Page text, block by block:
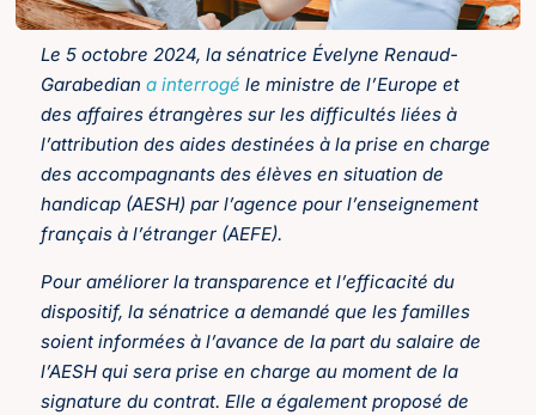
Le 5 octobre 2024, la sénatrice Évelyne Renaud-
Garabediana interrogé le ministre de l’Europe et
des affaires étrangères sur les difficultés liées à
l’attribution des aides destinées à la prise en charge
des accompagnants des élèves en situation de
handicap (AESH) par l’agence pour l’enseignement
français à l’étranger (AEFE).
Pour améliorer la transparence et l’efficacité du
dispositif, la sénatrice a demandé que les familles
soient informées à l’avance de la part du salaire de
l’AESH qui sera prise en charge au moment de la
signature du contrat. Elle a également proposé de